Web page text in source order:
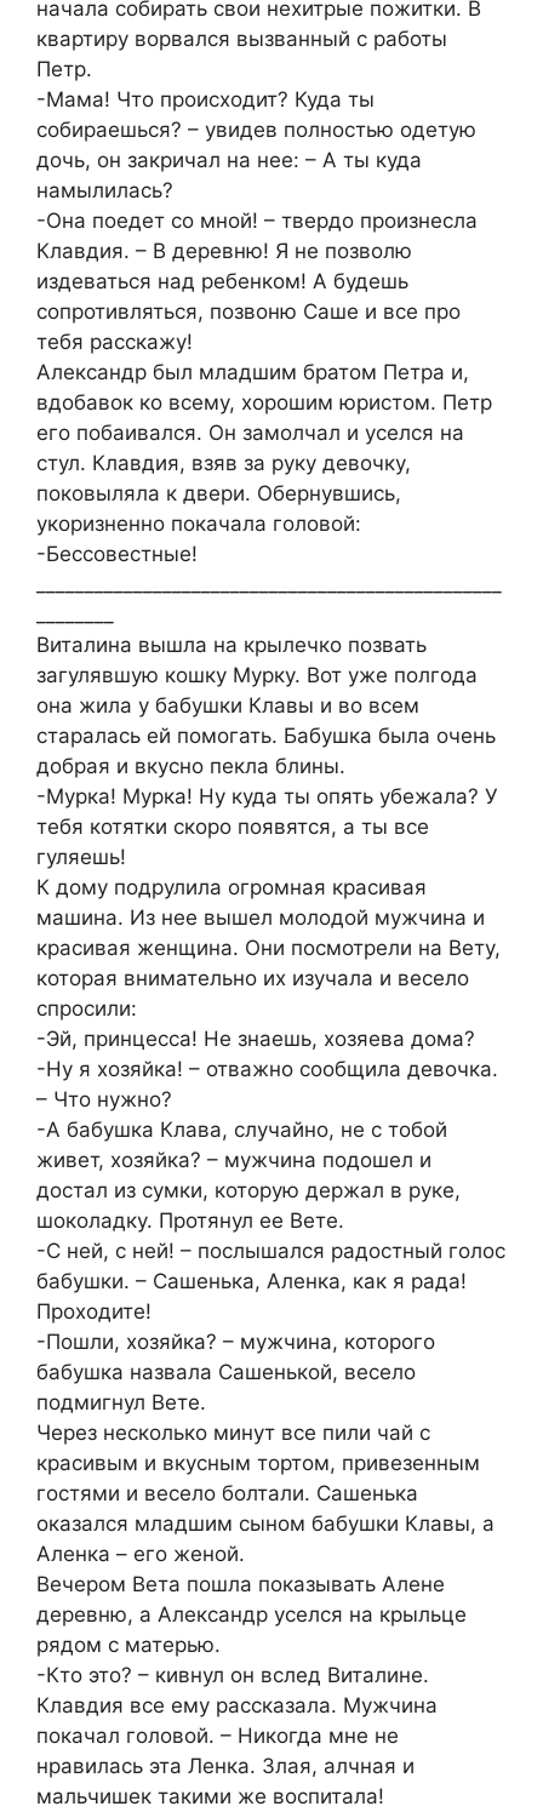
начала собирать свои нехитрые пожитки. В
квартиру ворвался вызванный с работы
Петр.
-Мама! Что происходит? Куда ты
собираешься? – увидев полностью одетую
дочь, он закричал на нее: – А ты куда
намылилась?
-Она поедет со мной! – твердо произнесла
Клавдия. – В деревню! Я не позволю
издеваться над ребенком! А будешь
сопротивляться, позвоню Саше и все про
тебя расскажу!
Александр был младшим братом Петра и,
вдобавок ко всему, хорошим юристом. Петр
его побаивался. Он замолчал и уселся на
стул. Клавдия, взяв за руку девочку,
поковыляла к двери. Обернувшись,
укоризненно покачала головой:
-Бессовестные!
Виталина вышла на крылечко позвать
загулявшую кошку Мурку. Вот уже полгода
она жила у бабушки Клавы и во всем
старалась ей помогать. Бабушка была очень
добрая и вкусно пекла блины.
-Мурка! Мурка! Ну куда ты опять убежала? У
тебя котятки скоро появятся, а ты все
гуляешь!
К дому подрулила огромная красивая
машина. Из нее вышел молодой мужчина и
красивая женщина. Они посмотрели на Вету,
которая внимательно их изучала и весело
спросили:
-Эй, принцесса! Не знаешь, хозяева дома?
-Ну я хозяйка! – отважно сообщила девочка.
– Что нужно?
-А бабушка Клава, случайно, не с тобой
живет, хозяйка? – мужчина подошел и
достал из сумки, которую держал в руке,
шоколадку. Протянул ее Вете.
-С ней, с ней! – послышался радостный голос
бабушки. – Сашенька, Аленка, как я рада!
Проходите!
-Пошли, хозяйка? – мужчина, которого
бабушка назвала Сашенькой, весело
подмигнул Вете.
Через несколько минут все пили чай с
красивым и вкусным тортом, привезенным
гостями и весело болтали. Сашенька
оказался младшим сыном бабушки Клавы, а
Аленка – его женой.
Вечером Вета пошла показывать Алене
деревню, а Александр уселся на крыльце
рядом с матерью.
-Кто это? – кивнул он вслед Виталине.
Клавдия все ему рассказала. Мужчина
покачал головой. – Никогда мне не
нравилась эта Ленка. Злая, алчная и
мальчишек такими же воспитала!